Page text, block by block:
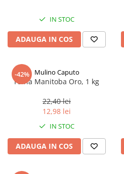
Sare de mare din Marea Nordului
Sare de mare din Oceanele Pacific
si Indian
Portugalia
Sare de roca
Sare speciala
Terine si placinte
Prajitore paine
Gratare
IN STOC
ADAUGA IN COS
-42% Mulino Caputo
Faina Manitoba Oro, 1 kg
22,40 lei
12,98 lei
IN STOC
ADAUGA IN COS